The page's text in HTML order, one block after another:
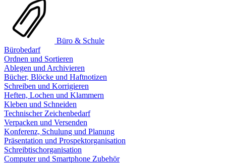
Büro & Schule
Bürobedarf
Ordnen und Sortieren
Ablegen und Archivieren
Bücher, Blöcke und Haftnotizen
Schreiben und Korrigieren
Heften, Lochen und Klammern
Kleben und Schneiden
Technischer Zeichenbedarf
Verpacken und Versenden
Konferenz, Schulung und Planung
Präsentation und Prospektorganisation
Schreibtischorganisation
Computer und Smartphone Zubehör